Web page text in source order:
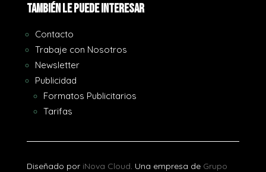
También le puede interesar
Contacto
Trabaje con Nosotros
Newsletter
Publicidad
Formatos Publicitarios
Tarifas
Diseñado por iNova Cloud. Una empresa de Grupo